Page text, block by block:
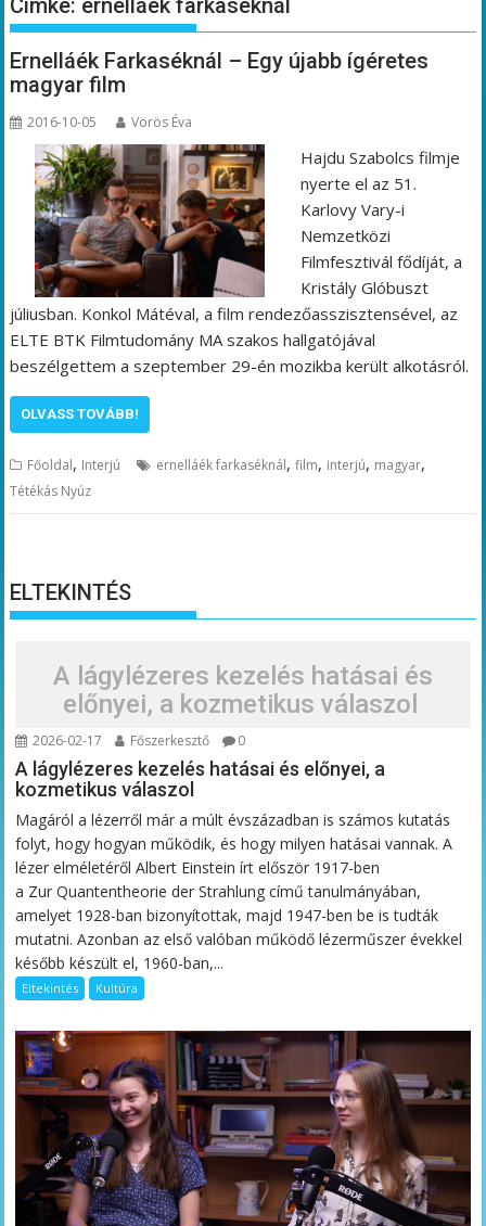
Címke: ernelláék farkaséknál
Ernelláék Farkaséknál – Egy újabb ígéretes
magyar film
2016-10-05 Vörös Éva
Hajdu Szabolcs filmje
nyerte el az 51.
Karlovy Vary-i
Nemzetközi
Filmfesztivál fődíját, a
Kristály Glóbuszt
júliusban. Konkol Mátéval, a film rendezőasszisztensével, az
ELTE BTK Filmtudomány MA szakos hallgatójával
beszélgettem a szeptember 29-én mozikba került alkotásról.
OLVASS TOVÁBB!
Főoldal, Interjú ernelláék farkaséknál,film, interjú, magyar,
Tétékás Nyúz
ELTEKINTÉS
A lágylézeres kezelés hatásai és
előnyei, a kozmetikus válaszol
2026-02-17 Főszerkesztő 0
A lágylézeres kezelés hatásai és előnyei, a
kozmetikus válaszol
Magáról a lézerről már a múlt évszázadban is számos kutatás
folyt, hogy hogyan működik, és hogy milyen hatásai vannak. A
lézer elméletéről Albert Einstein írt először 1917-ben
a Zur Quantentheorie der Strahlung című tanulmányában,
amelyet 1928-ban bizonyítottak, majd 1947-ben be is tudták
mutatni. Azonban az első valóban működő lézerműszer évekkel
később készült el, 1960-ban,...
Eltekintés Kultúra